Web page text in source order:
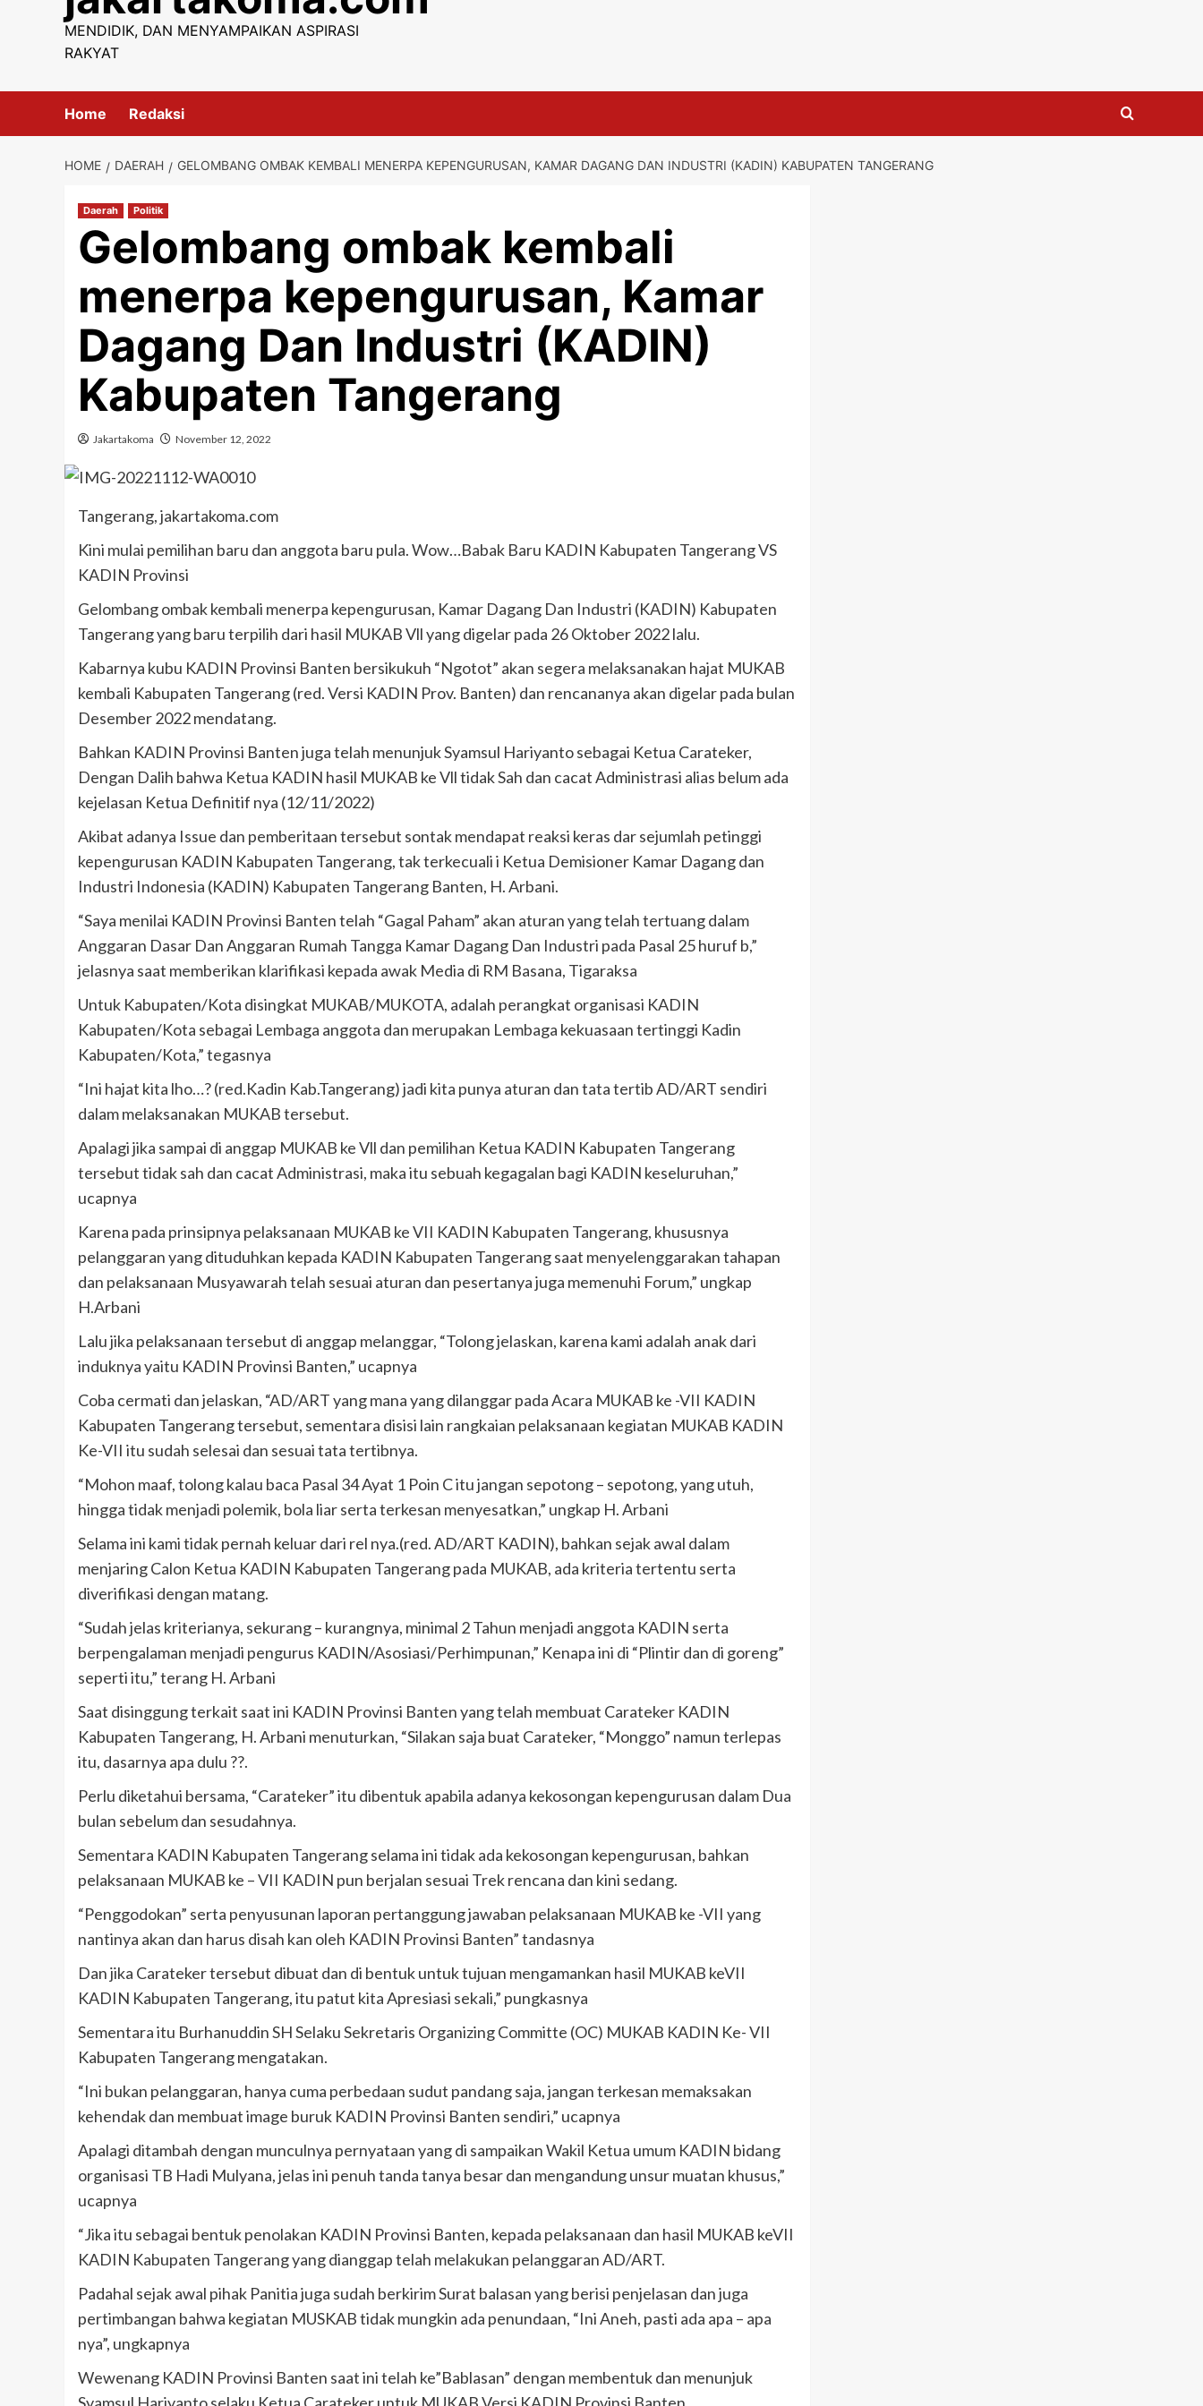
MENDIDIK, DAN MENYAMPAIKAN ASPIRASI
RAKYAT
Home Redaksi
HOME DAERAH GELOMBANG OMBAK KEMBALI MENERPA KEPENGURUSAN, KAMAR DAGANG DAN INDUSTRI (KADIN) KABUPATEN TANGERANG
Daerah Politik
Gelombang ombak kembali
menerpa kepengurusan, Kamar
Dagang Dan Industri (KADIN)
Kabupaten Tangerang
Jakartakoma November 12, 2022
Tangerang, jakartakoma.com
Kini mulai pemilihan baru dan anggota baru pula. Wow…Babak Baru KADIN Kabupaten Tangerang VS
KADIN Provinsi
Gelombang ombak kembali menerpa kepengurusan, Kamar Dagang Dan Industri (KADIN) Kabupaten
Tangerang yang baru terpilih dari hasil MUKAB Vll yang digelar pada 26 Oktober 2022 lalu.
Kabarnya kubu KADIN Provinsi Banten bersikukuh “Ngotot” akan segera melaksanakan hajat MUKAB
kembali Kabupaten Tangerang (red. Versi KADIN Prov. Banten) dan rencananya akan digelar pada bulan
Desember 2022 mendatang.
Bahkan KADIN Provinsi Banten juga telah menunjuk Syamsul Hariyanto sebagai Ketua Carateker,
Dengan Dalih bahwa Ketua KADIN hasil MUKAB ke Vll tidak Sah dan cacat Administrasi alias belum ada
kejelasan Ketua Definitif nya (12/11/2022)
Akibat adanya Issue dan pemberitaan tersebut sontak mendapat reaksi keras dar sejumlah petinggi
kepengurusan KADIN Kabupaten Tangerang, tak terkecuali i Ketua Demisioner Kamar Dagang dan
Industri Indonesia (KADIN) Kabupaten Tangerang Banten, H. Arbani.
“Saya menilai KADIN Provinsi Banten telah “Gagal Paham” akan aturan yang telah tertuang dalam
Anggaran Dasar Dan Anggaran Rumah Tangga Kamar Dagang Dan Industri pada Pasal 25 huruf b,”
jelasnya saat memberikan klarifikasi kepada awak Media di RM Basana, Tigaraksa
Untuk Kabupaten/Kota disingkat MUKAB/MUKOTA, adalah perangkat organisasi KADIN
Kabupaten/Kota sebagai Lembaga anggota dan merupakan Lembaga kekuasaan tertinggi Kadin
Kabupaten/Kota,” tegasnya
“Ini hajat kita lho…? (red.Kadin Kab.Tangerang) jadi kita punya aturan dan tata tertib AD/ART sendiri
dalam melaksanakan MUKAB tersebut.
Apalagi jika sampai di anggap MUKAB ke Vll dan pemilihan Ketua KADIN Kabupaten Tangerang
tersebut tidak sah dan cacat Administrasi, maka itu sebuah kegagalan bagi KADIN keseluruhan,”
ucapnya
Karena pada prinsipnya pelaksanaan MUKAB ke VII KADIN Kabupaten Tangerang, khususnya
pelanggaran yang dituduhkan kepada KADIN Kabupaten Tangerang saat menyelenggarakan tahapan
dan pelaksanaan Musyawarah telah sesuai aturan dan pesertanya juga memenuhi Forum,” ungkap
H.Arbani
Lalu jika pelaksanaan tersebut di anggap melanggar, “Tolong jelaskan, karena kami adalah anak dari
induknya yaitu KADIN Provinsi Banten,” ucapnya
Coba cermati dan jelaskan, “AD/ART yang mana yang dilanggar pada Acara MUKAB ke -VII KADIN
Kabupaten Tangerang tersebut, sementara disisi lain rangkaian pelaksanaan kegiatan MUKAB KADIN
Ke-VII itu sudah selesai dan sesuai tata tertibnya.
“Mohon maaf, tolong kalau baca Pasal 34 Ayat 1 Poin C itu jangan sepotong – sepotong, yang utuh,
hingga tidak menjadi polemik, bola liar serta terkesan menyesatkan,” ungkap H. Arbani
Selama ini kami tidak pernah keluar dari rel nya.(red. AD/ART KADIN), bahkan sejak awal dalam
menjaring Calon Ketua KADIN Kabupaten Tangerang pada MUKAB, ada kriteria tertentu serta
diverifikasi dengan matang.
“Sudah jelas kriterianya, sekurang – kurangnya, minimal 2 Tahun menjadi anggota KADIN serta
berpengalaman menjadi pengurus KADIN/Asosiasi/Perhimpunan,” Kenapa ini di “Plintir dan di goreng”
seperti itu,” terang H. Arbani
Saat disinggung terkait saat ini KADIN Provinsi Banten yang telah membuat Carateker KADIN
Kabupaten Tangerang, H. Arbani menuturkan, “Silakan saja buat Carateker, “Monggo” namun terlepas
itu, dasarnya apa dulu ??.
Perlu diketahui bersama, “Carateker” itu dibentuk apabila adanya kekosongan kepengurusan dalam Dua
bulan sebelum dan sesudahnya.
Sementara KADIN Kabupaten Tangerang selama ini tidak ada kekosongan kepengurusan, bahkan
pelaksanaan MUKAB ke – VII KADIN pun berjalan sesuai Trek rencana dan kini sedang.
“Penggodokan” serta penyusunan laporan pertanggung jawaban pelaksanaan MUKAB ke -VII yang
nantinya akan dan harus disah kan oleh KADIN Provinsi Banten” tandasnya
Dan jika Carateker tersebut dibuat dan di bentuk untuk tujuan mengamankan hasil MUKAB keVII
KADIN Kabupaten Tangerang, itu patut kita Apresiasi sekali,” pungkasnya
Sementara itu Burhanuddin SH Selaku Sekretaris Organizing Committe (OC) MUKAB KADIN Ke- VII
Kabupaten Tangerang mengatakan.
“Ini bukan pelanggaran, hanya cuma perbedaan sudut pandang saja, jangan terkesan memaksakan
kehendak dan membuat image buruk KADIN Provinsi Banten sendiri,” ucapnya
Apalagi ditambah dengan munculnya pernyataan yang di sampaikan Wakil Ketua umum KADIN bidang
organisasi TB Hadi Mulyana, jelas ini penuh tanda tanya besar dan mengandung unsur muatan khusus,”
ucapnya
“Jika itu sebagai bentuk penolakan KADIN Provinsi Banten, kepada pelaksanaan dan hasil MUKAB keVII
KADIN Kabupaten Tangerang yang dianggap telah melakukan pelanggaran AD/ART.
Padahal sejak awal pihak Panitia juga sudah berkirim Surat balasan yang berisi penjelasan dan juga
pertimbangan bahwa kegiatan MUSKAB tidak mungkin ada penundaan, “Ini Aneh, pasti ada apa – apa
nya”, ungkapnya
Wewenang KADIN Provinsi Banten saat ini telah ke”Bablasan” dengan membentuk dan menunjuk